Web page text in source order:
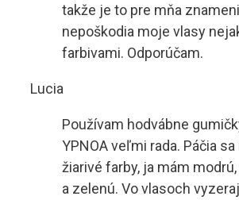
takže je to pre mňa
nepoškodia moje vlasy
farbivami. Odporúčam.
Lucia
Používam hodvábne
YPNOA veľmi rada. Páčia sa
žiarivé farby, ja mám
a zelenú. Vo vlasoch